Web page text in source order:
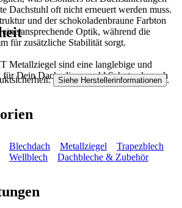
Dachstuhl oft nicht erneuert werden muss.
und der schokoladenbraune Farbton
ansprechende Optik, während die
für zusätzliche Stabilität sorgt.
Metallziegel sind eine langlebige und
Dein Dach, die sowohl Schutz als auch
Siehe Herstellerinformationen .
Blechdach Metallziegel
Trapezblech
Wellblech
Dachbleche & Zubehör